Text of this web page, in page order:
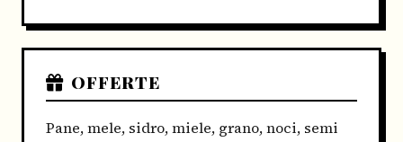
OFFERTE
Pane, mele, sidro, miele, grano, noci, semi